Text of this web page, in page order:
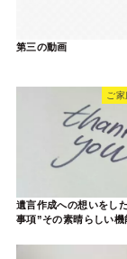
第三の動画
ご
遺言作成への想いをし
事項”その素晴らしい機